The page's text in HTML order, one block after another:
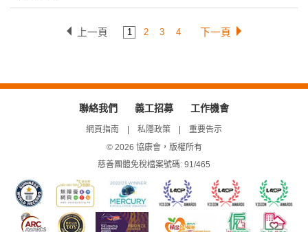
上一頁 1 2 3 4 下一頁
聯絡我們 義工招募 工作機會
網頁指南 私隱政策
重要告示
© 2026 協康會，版權所有
慈善團體免稅檔案號碼: 91/465